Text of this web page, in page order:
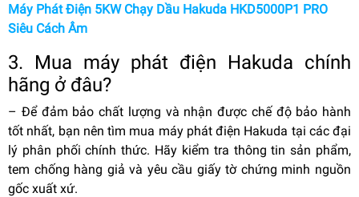
Máy Phát Điện 5KW Chạy Dầu Hakuda HKD5000P1 PRO
Siêu Cách Âm
3. Mua máy phát điện Hakuda chính
hãng ở đâu?
– Để đảm bảo chất lượng và nhận được chế độ bảo hành
tốt nhất, bạn nên tìm mua máy phát điện Hakuda tại các đại
lý phân phối chính thức. Hãy kiểm tra thông tin sản phẩm,
tem chống hàng giả và yêu cầu giấy tờ chứng minh nguồn
gốc xuất xứ.